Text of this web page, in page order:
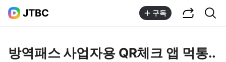
JTBC 구독
방역패스 사업자용 QR체크 앱 먹통..